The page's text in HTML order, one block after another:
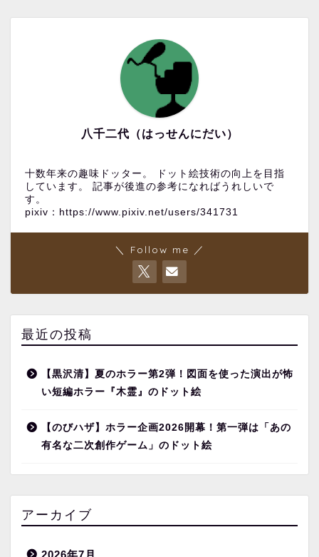
八千二代（はっせんにだい）
十数年来の趣味ドッター。 ドット絵技術の向上を目指
しています。 記事が後進の参考になればうれしいで
す。
pixiv：https://www.pixiv.net/users/341731
＼ Follow me ／
最近の投稿
【黒沢清】夏のホラー第2弾！図面を使った演出が怖
い短編ホラー『木霊』のドット絵
【のびハザ】ホラー企画2026開幕！第一弾は「あの
有名な二次創作ゲーム」のドット絵
アーカイブ
2026年7月